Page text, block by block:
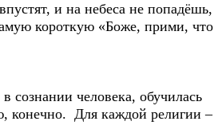
и на небеса не попадёшь,
короткую «Боже, прими, что
сознании человека, обучилась
конечно. Для каждой религии –